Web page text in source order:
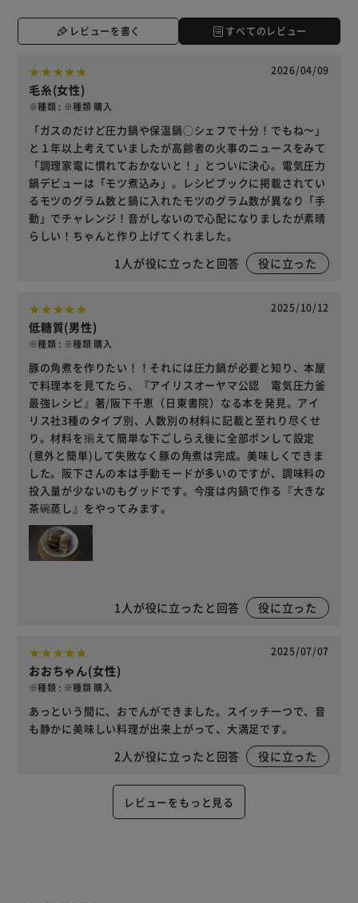
レビューを書く すべてのレビュー
2026/04/09
毛糸(女性)
※種類 : ※種類 購入
「ガスのだけど圧力鍋や保温鍋◯シェフで十分！でもね〜」
と１年以上考えていましたが高齢者の火事のニュースをみて
「調理家電に慣れておかないと！」とついに決心。電気圧力
鍋デビューは「モツ煮込み」。レシピブックに掲載されてい
るモツのグラム数と鍋に入れたモツのグラム数が異なり「手
動」でチャレンジ！音がしないので心配になりましたが素晴
らしい！ちゃんと作り上げてくれました。
1 人が役に立ったと回答 役に立った
2025/10/12
低糖質(男性)
※種類 : ※種類 購入
豚の角煮を作りたい！！それには圧力鍋が必要と知り、本屋
で料理本を見てたら、『アイリスオーヤマ公認 電気圧力釜
最強レシピ』著/阪下千恵（日東書院）なる本を発見。アイ
リス社3種のタイプ別、人数別の材料に記載と至れり尽くせ
り。材料を揃えて簡単な下ごしらえ後に全部ポンして設定
(意外と簡単)して失敗なく豚の角煮は完成。美味しくできま
した。阪下さんの本は手動モードが多いのですが、調味料の
投入量が少ないのもグッドです。今度は内鍋で作る『大きな
茶碗蒸し』をやってみます。
1 人が役に立ったと回答 役に立った
2025/07/07
おおちゃん(女性)
※種類 : ※種類 購入
あっという間に、おでんができました。スイッチ一つで、音
も静かに美味しい料理が出来上がって、大満足です。
2 人が役に立ったと回答 役に立った
レビューをもっと見る